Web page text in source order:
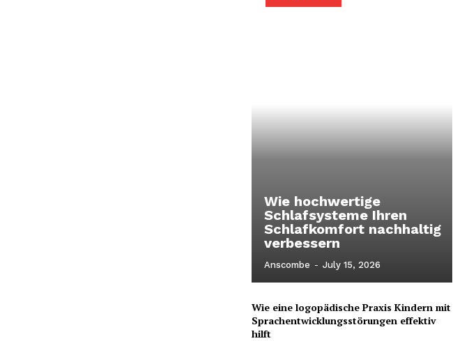
Wie hochwertige
Schlafsysteme Ihren
Schlafkomfort nachhaltig
verbessern
Anscombe - July 15, 2026
Wie eine logopädische Praxis Kindern mit
Sprachentwicklungsstörungen effektiv
hilft